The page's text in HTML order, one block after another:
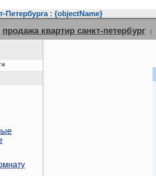
Петербурга : {objectName}
продажа квартир санкт-петербург |